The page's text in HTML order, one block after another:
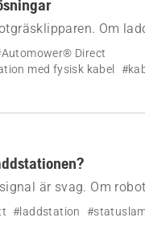
Om
du den här
Direct
med fysisk kabel
är svag. Om
#laddstation